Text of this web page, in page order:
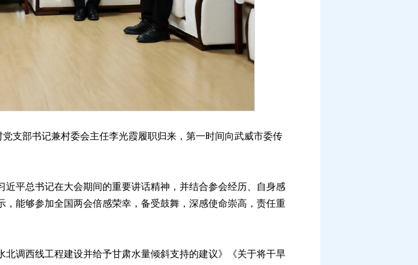
部书记兼村委会主任李光霞履职归来，第一时间向武威市委传
平总书记在大会期间的重要讲话精神，并结合参会经历、自身感
能够参加全国两会倍感荣幸，备受鼓舞，深感使命崇高，责任重
调西线工程建设并给予甘肃水量倾斜支持的建议》《关于将干旱